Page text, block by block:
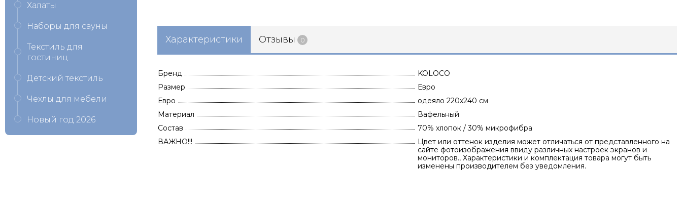
Характеристики Отзывы 0
Бренд
KOLOCO
Размер
Евро
Евро
одеяло 220х240 см
Материал
Вафельный
Состав
70% хлопок / 30% микрофибра
ВАЖНО!!!
Цвет или оттенок изделия может отличаться от представленного на
сайте фотоизображения ввиду различных настроек экранов и
мониторов., Характеристики и комплектация товара могут быть
изменены производителем без уведомления.
Халаты
Наборы для сауны
Текстиль для
гостиниц
Детский текстиль
Чехлы для мебели
Новый год 2026